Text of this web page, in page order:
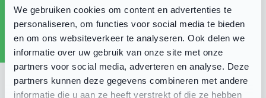
We gebruiken cookies om content en advertenties te
personaliseren, om functies voor social media te bieden
en om ons websiteverkeer te analyseren. Ook delen we
informatie over uw gebruik van onze site met onze
partners voor social media, adverteren en analyse. Deze
partners kunnen deze gegevens combineren met andere
informatie die u aan ze heeft verstrekt of die ze hebben
sportbestuurders een poll waarin jij jouw
voorkeur voor het thema kan aangeven.
Ben jij nog geen lid van deze community, meld je
dan aan via deze link:Aanmelden WhatsApp-